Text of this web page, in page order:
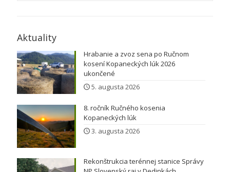
Aktuality
Hrabanie a zvoz sena po Ručnom
kosení Kopaneckých lúk 2026
ukončené
5. augusta 2026
8. ročník Ručného kosenia
Kopaneckých lúk
3. augusta 2026
Rekonštrukcia terénnej stanice Správy